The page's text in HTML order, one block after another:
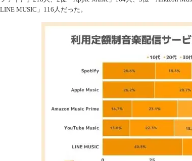
LINE MUSIC」116人だった。